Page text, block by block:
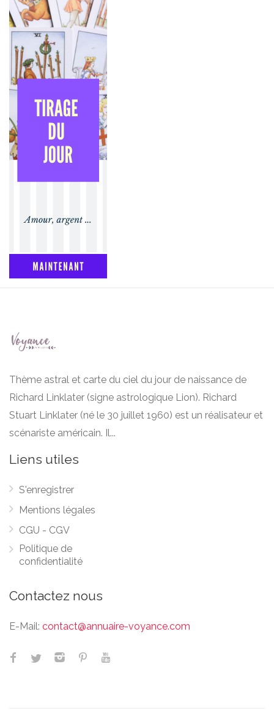
Thème astral et carte du ciel du jour de naissance de
Richard Linklater (signe astrologique Lion). Richard
Stuart Linklater (né le 30 juillet 1960) est un réalisateur et
scénariste américain. Il...
Liens utiles
S'enregistrer
Mentions légales
CGU - CGV
Politique de
confidentialité
Contactez nous
E-Mail: contact@annuaire-voyance.com